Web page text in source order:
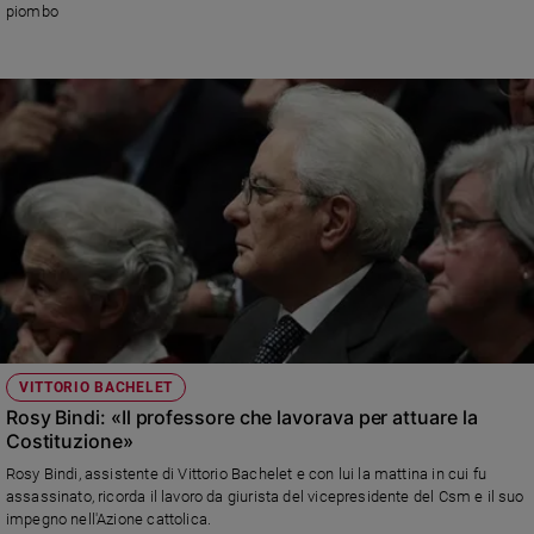
e
Adolescenza
Bioetica
Vai
Riflessioni
Foto
Video
Privacy
piombo
VITTORIO BACHELET
Rosy Bindi: «Il professore che lavorava per attuare la
Costituzione»
Rosy Bindi, assistente di Vittorio Bachelet e con lui la mattina in cui fu
assassinato, ricorda il lavoro da giurista del vicepresidente del Csm e il suo
impegno nell'Azione cattolica.